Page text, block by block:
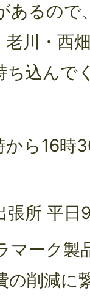
あるので
老川・西
ち込んで
ら16時
張所 平日
マーク
の削減に